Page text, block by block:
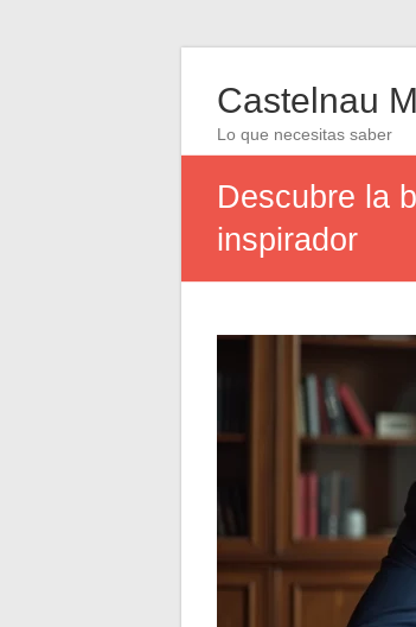
Castelnau
Lo que necesitas saber
Descubre la
inspirador